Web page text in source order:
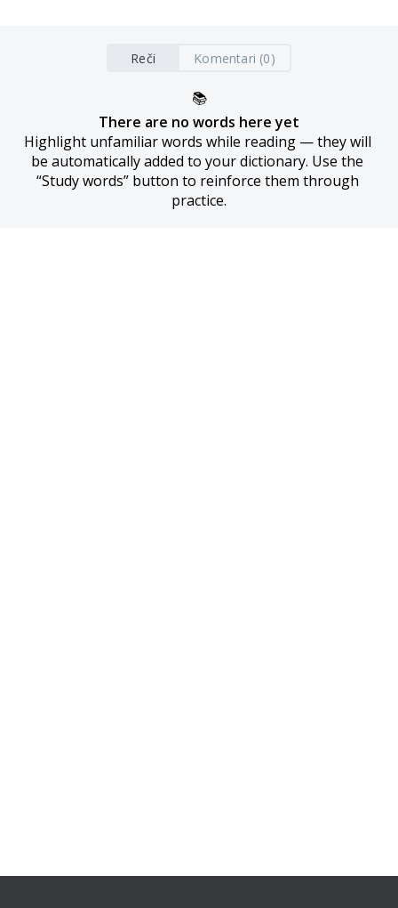
Reči Komentari (0)
📚
There are no words here yet
Highlight unfamiliar words while reading — they will
be automatically added to your dictionary. Use the
“Study words” button to reinforce them through
practice.